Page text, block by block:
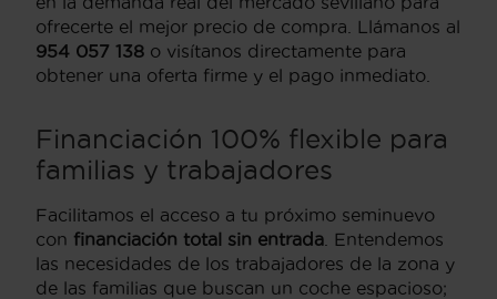
ofrecerte el mejor precio de compra. Llámanos al
954 057 138 o visítanos directamente para
obtener una oferta firme y el pago inmediato.
Financiación 100% flexible para
familias y trabajadores
Facilitamos el acceso a tu próximo seminuevo
con financiación total sin entrada . Entendemos
las necesidades de los trabajadores de la zona y
de las familias que buscan un coche espacioso;